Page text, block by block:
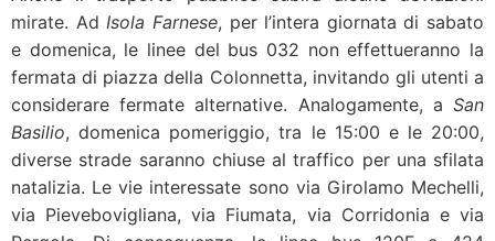
mirate. Ad Isola Farnese, per l’intera giornata di sabato
e domenica, le linee del bus 032 non effettueranno la
fermata di piazza della Colonnetta, invitando gli utenti a
considerare fermate alternative. Analogamente, a San
Basilio, domenica pomeriggio, tra le 15:00 e le 20:00,
diverse strade saranno chiuse al traffico per una sfilata
natalizia. Le vie interessate sono via Girolamo Mechelli,
via Pievebovigliana, via Fiumata, via Corridonia e via